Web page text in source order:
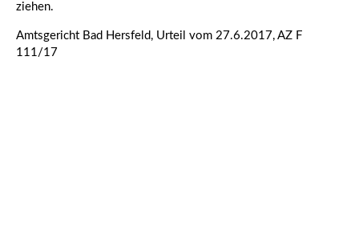
ziehen.
Amtsgericht Bad Hersfeld, Urteil vom 27.6.2017, AZ F
111/17